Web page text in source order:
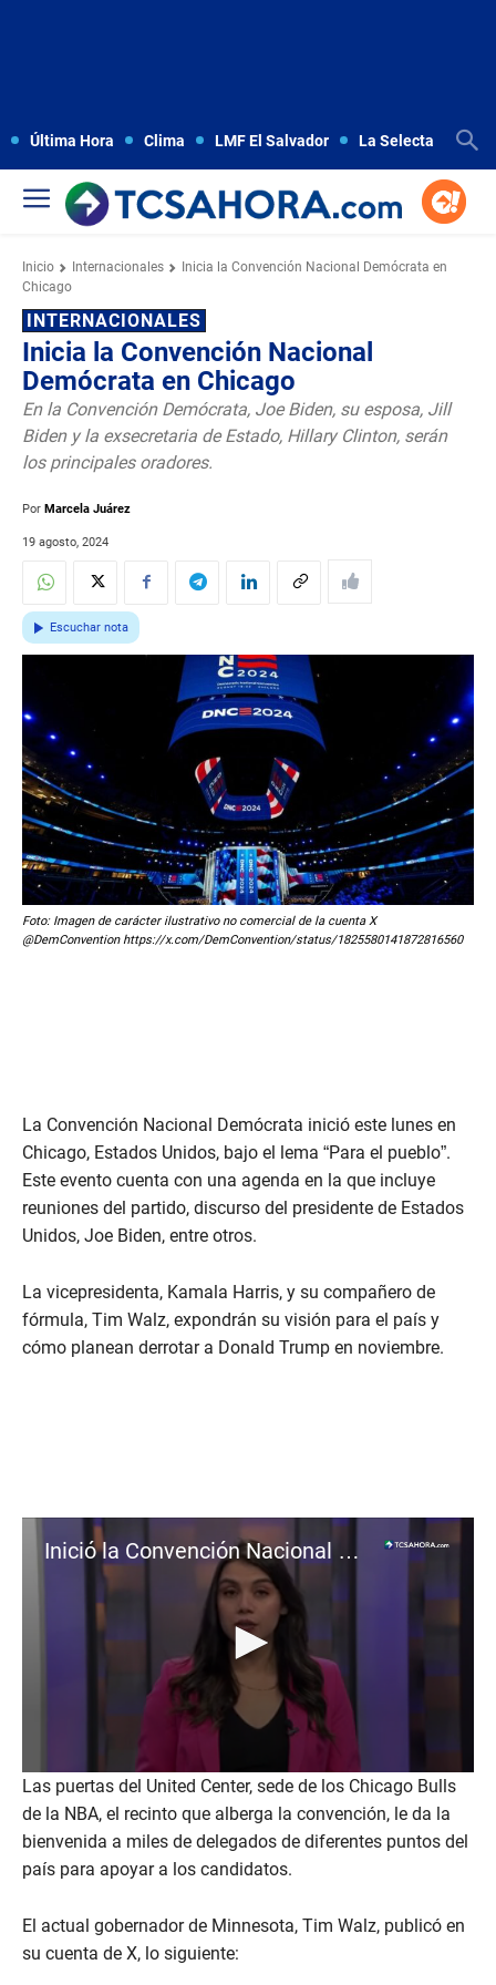
Última Hora Clima LMF El Salvador La Selecta
Inicio Internacionales
Inicia la Convención Nacional Demócrata en
Chicago
INTERNACIONALES
Inicia la Convención Nacional
Demócrata en Chicago
En la Convención Demócrata, Joe Biden, su esposa, Jill
Biden y la exsecretaria de Estado, Hillary Clinton, serán
los principales oradores.
Por Marcela Juárez
19 agosto, 2024
Escuchar nota
Foto: Imagen de carácter ilustrativo no comercial de la cuenta X
@DemConvention https://x.com/DemConvention/status/1825580141872816560
La Convención Nacional Demócrata inició este lunes en
Chicago, Estados Unidos, bajo el lema “Para el pueblo”.
Este evento cuenta con una agenda en la que incluye
reuniones del partido, discurso del presidente de Estados
Unidos, Joe Biden, entre otros.
La vicepresidenta, Kamala Harris, y su compañero de
fórmula, Tim Walz, expondrán su visión para el país y
cómo planean derrotar a Donald Trump en noviembre.
Inició la Convención Nacional Demócrata
0
s
e
c
o
n
d
o
f
2
Las puertas del United Center, sede de los Chicago Bulls
de la NBA, el recinto que alberga la convención, le da la
bienvenida a miles de delegados de diferentes puntos del
país para apoyar a los candidatos.
El actual gobernador de Minnesota, Tim Walz, publicó en
su cuenta de X, lo siguiente: